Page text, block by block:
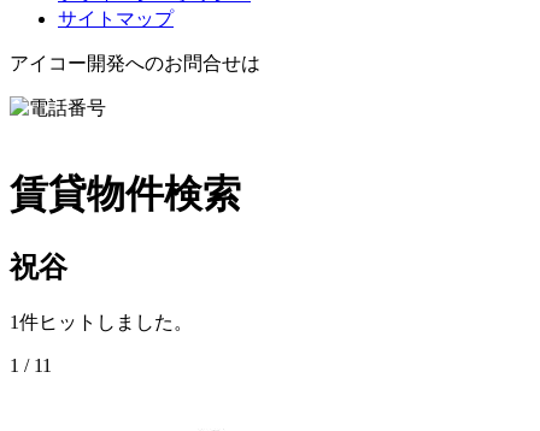
サイトマップ
アイコー開発へのお問合せは
賃貸物件検索
祝谷
1件ヒットしました。
1 / 11